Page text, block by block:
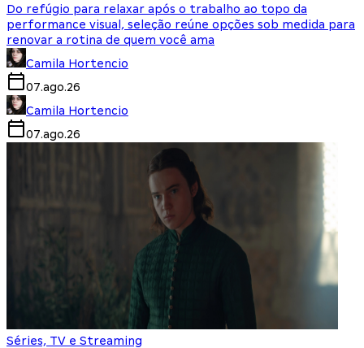
Do refúgio para relaxar após o trabalho ao topo da
performance visual, seleção reúne opções sob medida para
renovar a rotina de quem você ama
Camila Hortencio
07.ago.26
Camila Hortencio
07.ago.26
Séries, TV e Streaming